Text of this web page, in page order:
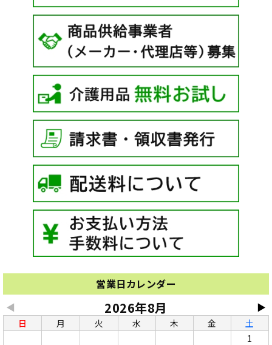
営業日カレンダー
◀ ▶
2026年8月
日 月 火 水 木 金
土
1